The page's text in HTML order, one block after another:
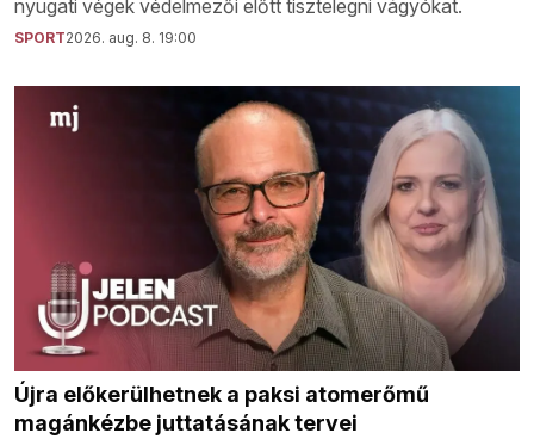
nyugati végek védelmezői előtt tisztelegni vágyókat.
SPORT2026. aug. 8. 19:00
Újra előkerülhetnek a paksi atomerőmű
magánkézbe juttatásának tervei